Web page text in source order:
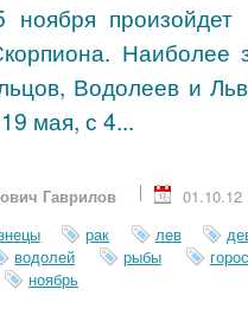
произойдет
Наиболее
Водолеев и
мая, с 4...
Гаврилов
01.10.12
рак лев
водолей рыбы
ноябрь